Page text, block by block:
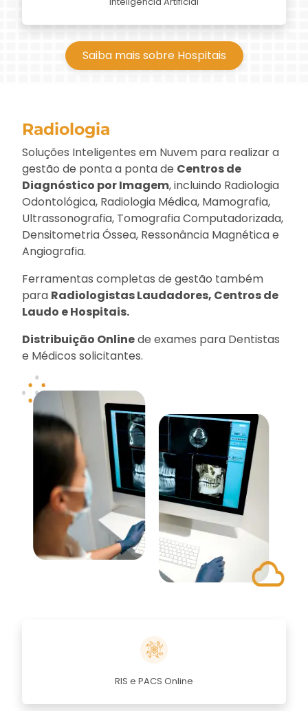
Saiba mais sobre Hospitais
Radiologia
Soluções Inteligentes em Nuvem para realizar a
gestão de ponta a ponta de Centros de
Diagnóstico por Imagem, incluindo Radiologia
Odontológica, Radiologia Médica, Mamografia,
Ultrassonografia, Tomografia Computadorizada,
Densitometria Óssea, Ressonância Magnética e
Angiografia.
Ferramentas completas de gestão também
para Radiologistas Laudadores, Centros de
Laudo e Hospitais.
Distribuição Onlinede exames para Dentistas
e Médicos solicitantes.
RIS e PACS Online